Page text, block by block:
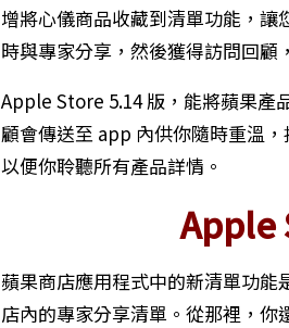
增將心儀商品收藏到清單功能，
時與專家分享，然後獲得訪問回顧
Apple Store 5.14 版，能將蘋果產
顧會傳送至 app 內供你隨時重溫
以便你聆聽所有產品詳情。
Apple
蘋果商店應用程式中的新清單功
店內的專家分享清單。從那裡，你